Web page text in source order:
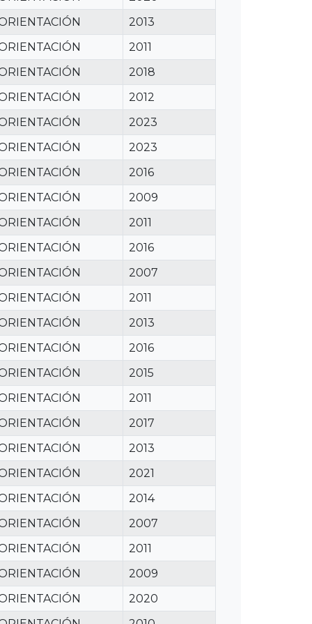
2013
2011
2018
2012
2023
2023
2016
2009
2011
2016
2007
2011
2013
2016
2015
2011
2017
2013
2021
2014
2007
2011
2009
2020